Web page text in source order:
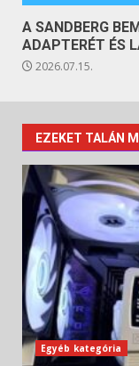
A SANDBERG
ADAPTERÉT ÉS
2026.07.15.
EZEKET TALÁN
Egyéb kategória